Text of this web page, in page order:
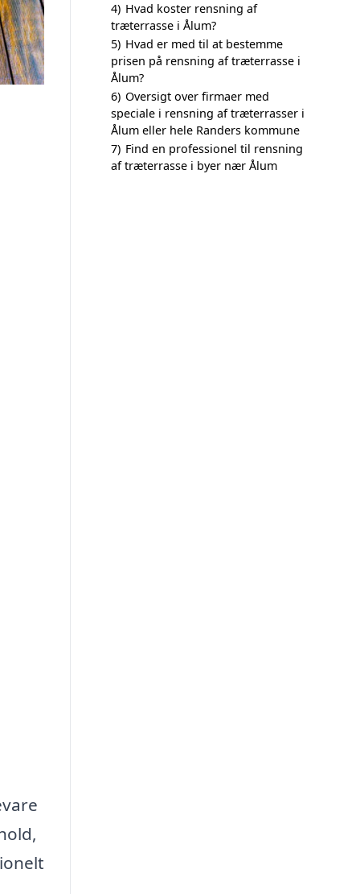
4) Hvad koster rensning af
træterrasse i Ålum?
5) Hvad er med til at bestemme
prisen på rensning af træterrasse i
Ålum?
6) Oversigt over firmaer med
speciale i rensning af træterrasser i
Ålum eller hele Randers kommune
7) Find en professionel til rensning
af træterrasse i byer nær Ålum